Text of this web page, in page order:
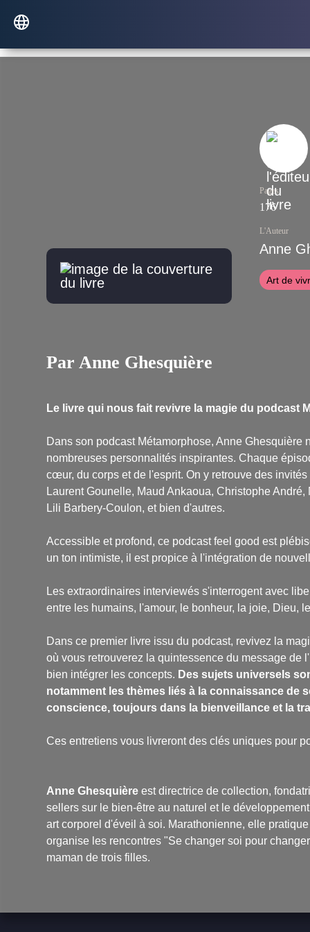
Pages
176
L'Auteur
Anne
Art de
Par Anne Ghesquière
Le livre qui nous fait revivre la magie du podcast
Dans son podcast Métamorphose, Anne
nombreuses personnalités inspirantes. Chaque
cœur, du corps et de l'esprit. On y retrouve des
Laurent Gounelle, Maud Ankaoua, Christophe
Lili Barbery-Coulon, et bien d'autres.
Accessible et profond, ce podcast feel good est
un ton intimiste, il est propice à l'intégration de
Les extraordinaires interviewés s'interrogent avec
entre les humains, l'amour, le bonheur, la joie, Dieu,
Dans ce premier livre issu du podcast, revivez la
où vous retrouverez la quintessence du message
bien intégrer les concepts. Des sujets universels
notamment les thèmes liés à la connaissance de
conscience, toujours dans la bienveillance et la
Ces entretiens vous livreront des clés uniques pour
Anne Ghesquière est directrice de collection,
sellers sur le bien-être au naturel et le
art corporel d'éveil à soi. Marathonienne, elle
organise les rencontres "Se changer soi pour
maman de trois filles.